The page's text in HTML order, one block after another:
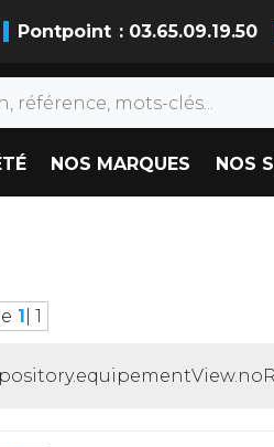
Pontpoint : 03.65.09.19.50
NOS MARQUES NOS
1 | 1